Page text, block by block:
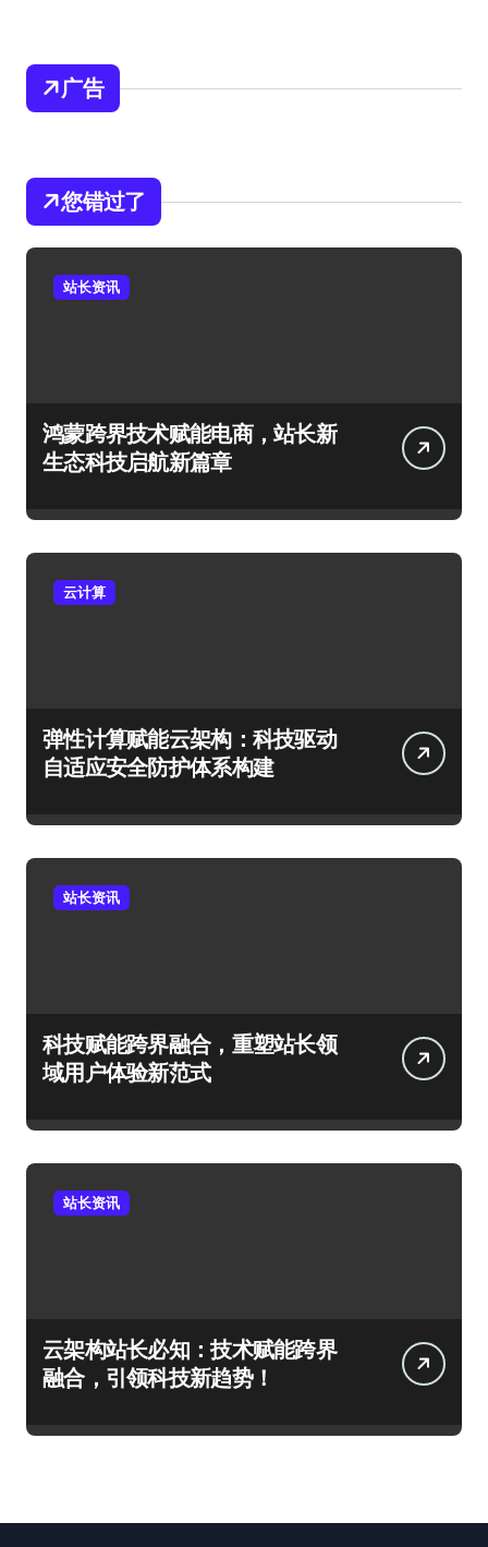
广告
您错过了
站长资讯
鸿蒙跨界技术赋能电商，站长新
生态科技启航新篇章
云计算
弹性计算赋能云架构：科技驱动
自适应安全防护体系构建
站长资讯
科技赋能跨界融合，重塑站长领
域用户体验新范式
站长资讯
云架构站长必知：技术赋能跨界
融合，引领科技新趋势！